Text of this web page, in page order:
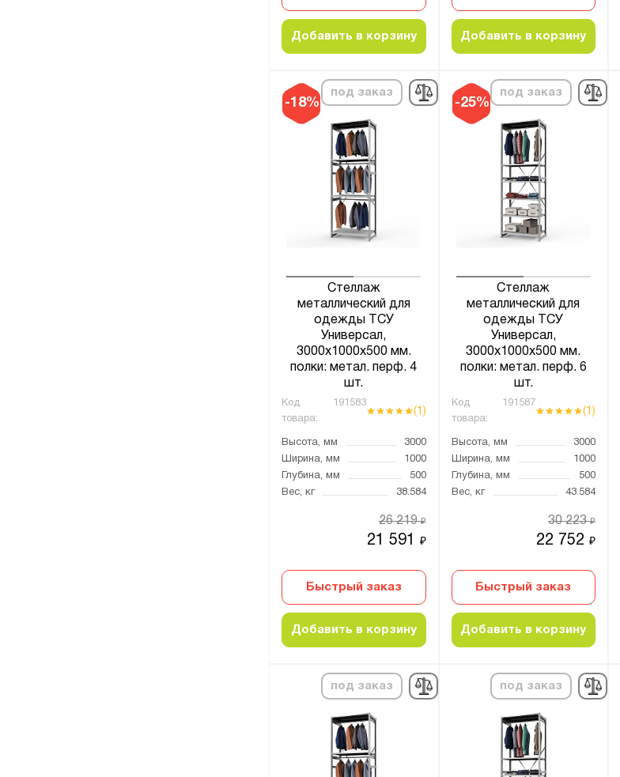
Добавить в корзину Добавить в корзину
-18%
под заказ
Стеллаж
металлический для
одежды ТСУ
Универсал,
3000х1000х500 мм.
полки: метал. перф. 4
шт.
Код
товара:
191583
(1)
Высота, мм
3000
Ширина, мм
1000
Глубина, мм
500
Вес, кг
38.584
21 591 ₽
26 219₽
Быстрый заказ
Добавить в корзину
-25%
под заказ
Стеллаж
металлический для
одежды ТСУ
Универсал,
3000х1000х500 мм.
полки: метал. перф. 6
шт.
Код
товара:
191587
(1)
Высота, мм
3000
Ширина, мм
1000
Глубина, мм
500
Вес, кг
43.584
22 752₽
30 223₽
Быстрый заказ
Добавить в корзину
под заказ под заказ